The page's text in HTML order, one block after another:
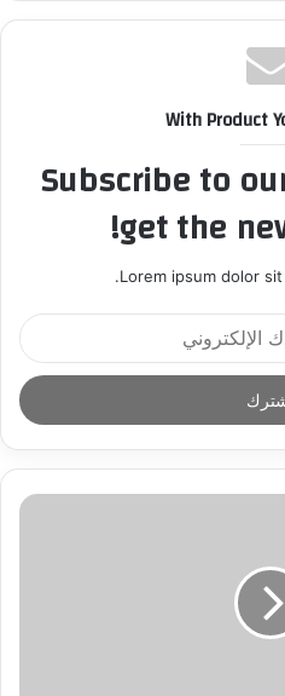
With Product
Subscribe to
get the
Lorem ipsum dolor